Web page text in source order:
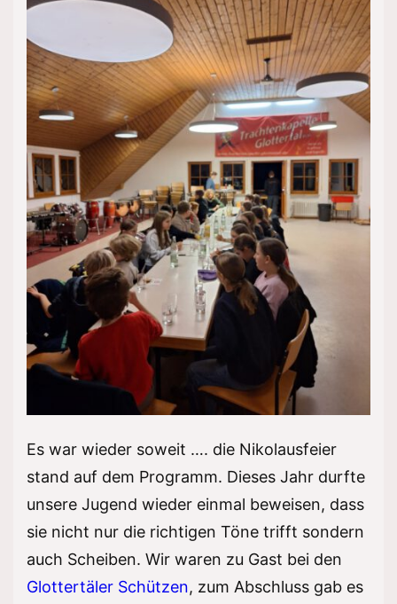
Es war wieder soweit …. die Nikolausfeier
stand auf dem Programm. Dieses Jahr durfte
unsere Jugend wieder einmal beweisen, dass
sie nicht nur die richtigen Töne trifft sondern
auch Scheiben. Wir waren zu Gast bei den
Glottertäler Schützen, zum Abschluss gab es